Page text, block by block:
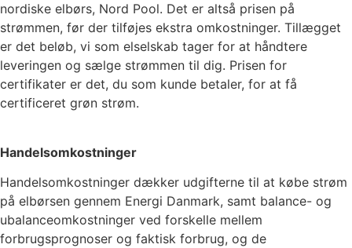
nordiske elbørs, Nord Pool. Det er altså prisen på
strømmen, før der tilføjes ekstra omkostninger. Tillægget
er det beløb, vi som elselskab tager for at håndtere
leveringen og sælge strømmen til dig. Prisen for
certifikater er det, du som kunde betaler, for at få
certificeret grøn strøm.
Handelsomkostninger
Handelsomkostninger dækker udgifterne til at købe strøm
på elbørsen gennem Energi Danmark, samt balance- og
ubalanceomkostninger ved forskelle mellem
forbrugsprognoser og faktisk forbrug, og de